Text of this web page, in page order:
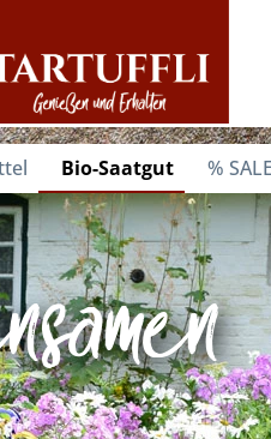
Bio-Saatgut %